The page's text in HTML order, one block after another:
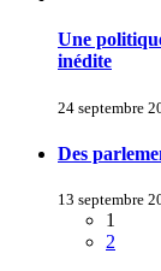
Une
inédite
24 septembre
Des
13 septembre
1
2